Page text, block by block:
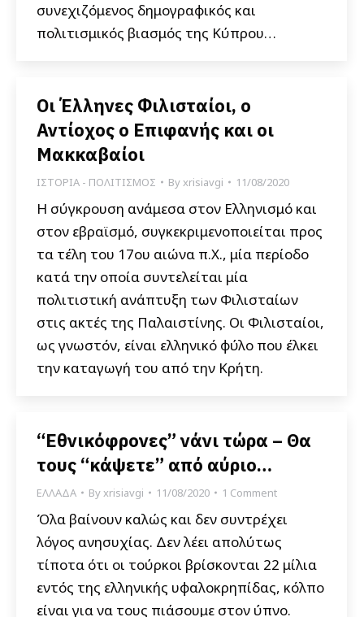
συνεχιζόμενος δημογραφικός και
πολιτισμικός βιασμός της Κύπρου…
Οι Έλληνες Φιλισταίοι, ο
Αντίοχος ο Επιφανής και οι
Μακκαβαίοι
ΙΣΤΟΡΙΑ - ΠΟΛΙΤΙΣΜΟΣ Byxrisiavgi 11/08/2020
Η σύγκρουση ανάμεσα στον Ελληνισμό και
στον εβραϊσμό, συγκεκριμενοποιείται προς
τα τέλη του 17ου αιώνα π.Χ., μία περίοδο
κατά την οποία συντελείται μία
πολιτιστική ανάπτυξη των Φιλισταίων
στις ακτές της Παλαιστίνης. Οι Φιλισταίοι,
ως γνωστόν, είναι ελληνικό φύλο που έλκει
την καταγωγή του από την Κρήτη.
“Εθνικόφρονες” νάνι τώρα – Θα
τους “κάψετε” από αύριο…
ΕΛΛΑΔΑ Byxrisiavgi 11/08/2020 1 Comment
Όλα βαίνουν καλώς και δεν συντρέχει
λόγος ανησυχίας. Δεν λέει απολύτως
τίποτα ότι οι τούρκοι βρίσκονται 22 μίλια
εντός της ελληνικής υφαλοκρηπίδας, κόλπο
είναι για να τους πιάσουμε στον ύπνο.